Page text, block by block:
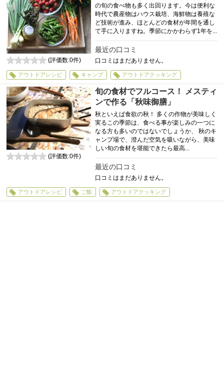
の旬の食べ物も多く出回ります。今は便利な
時代で農産物はハウス栽培、海鮮物は養殖な
ど技術が進み、ほとんどの食材が年間を通し
て手に入りますね。季節にかかわらず1年を...
最近の口コミ
口コミはまだありません。
(評価数:0件)
アウトドアレシピ キャンプ アウトドアクッキング
旬の食材でフルコース！ メスティ
ンで作る「秋味御膳」
秋といえば食欲の秋！ 多くの作物が美味しく
実るこの季節は、食べる事が楽しみの一つに
なる方も多いのではないでしょうか、 秋のキ
ャンプ場で、澄んだ空気を吸いながら、美味
しい旬の食材を堪能できたら最高...
最近の口コミ
口コミはまだありません。
(評価数:0件)
アウトドアレシピ ご飯 アウトドアクッキング